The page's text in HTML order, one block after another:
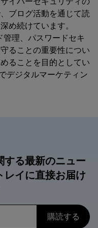
ブログ活動を通じて読
め続けています。
理、パスワードセキ
ることの重要性につい
ることを目的としてい
デジタルマーケティン
する最新のニュー
レイに直接お届け